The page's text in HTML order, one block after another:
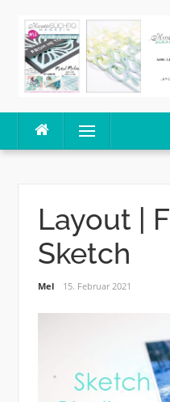
content
Menu
Layout |
Sketch
Mel 15. Februar 2021